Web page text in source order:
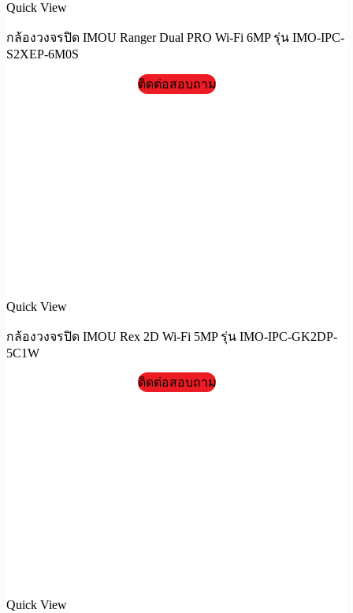
Quick View
กล้องวงจรปิด IMOU Ranger Dual PRO Wi-Fi 6MP รุ่น IMO-IPC-
S2XEP-6M0S
ติดต่อสอบถาม
Quick View
กล้องวงจรปิด IMOU Rex 2D Wi-Fi 5MP รุ่น IMO-IPC-GK2DP-
5C1W
ติดต่อสอบถาม
Quick View